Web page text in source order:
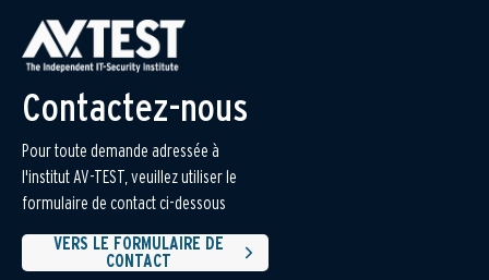
Contactez-nous
Pour toute demande adressée à
l'institut AV-TEST, veuillez utiliser le
formulaire de contact ci-dessous
VERS LE FORMULAIRE DE
CONTACT